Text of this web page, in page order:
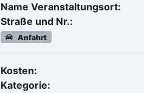
Name Veranstaltungsort:
Straße und Nr.:
Anfahrt
Kosten:
Kategorie: